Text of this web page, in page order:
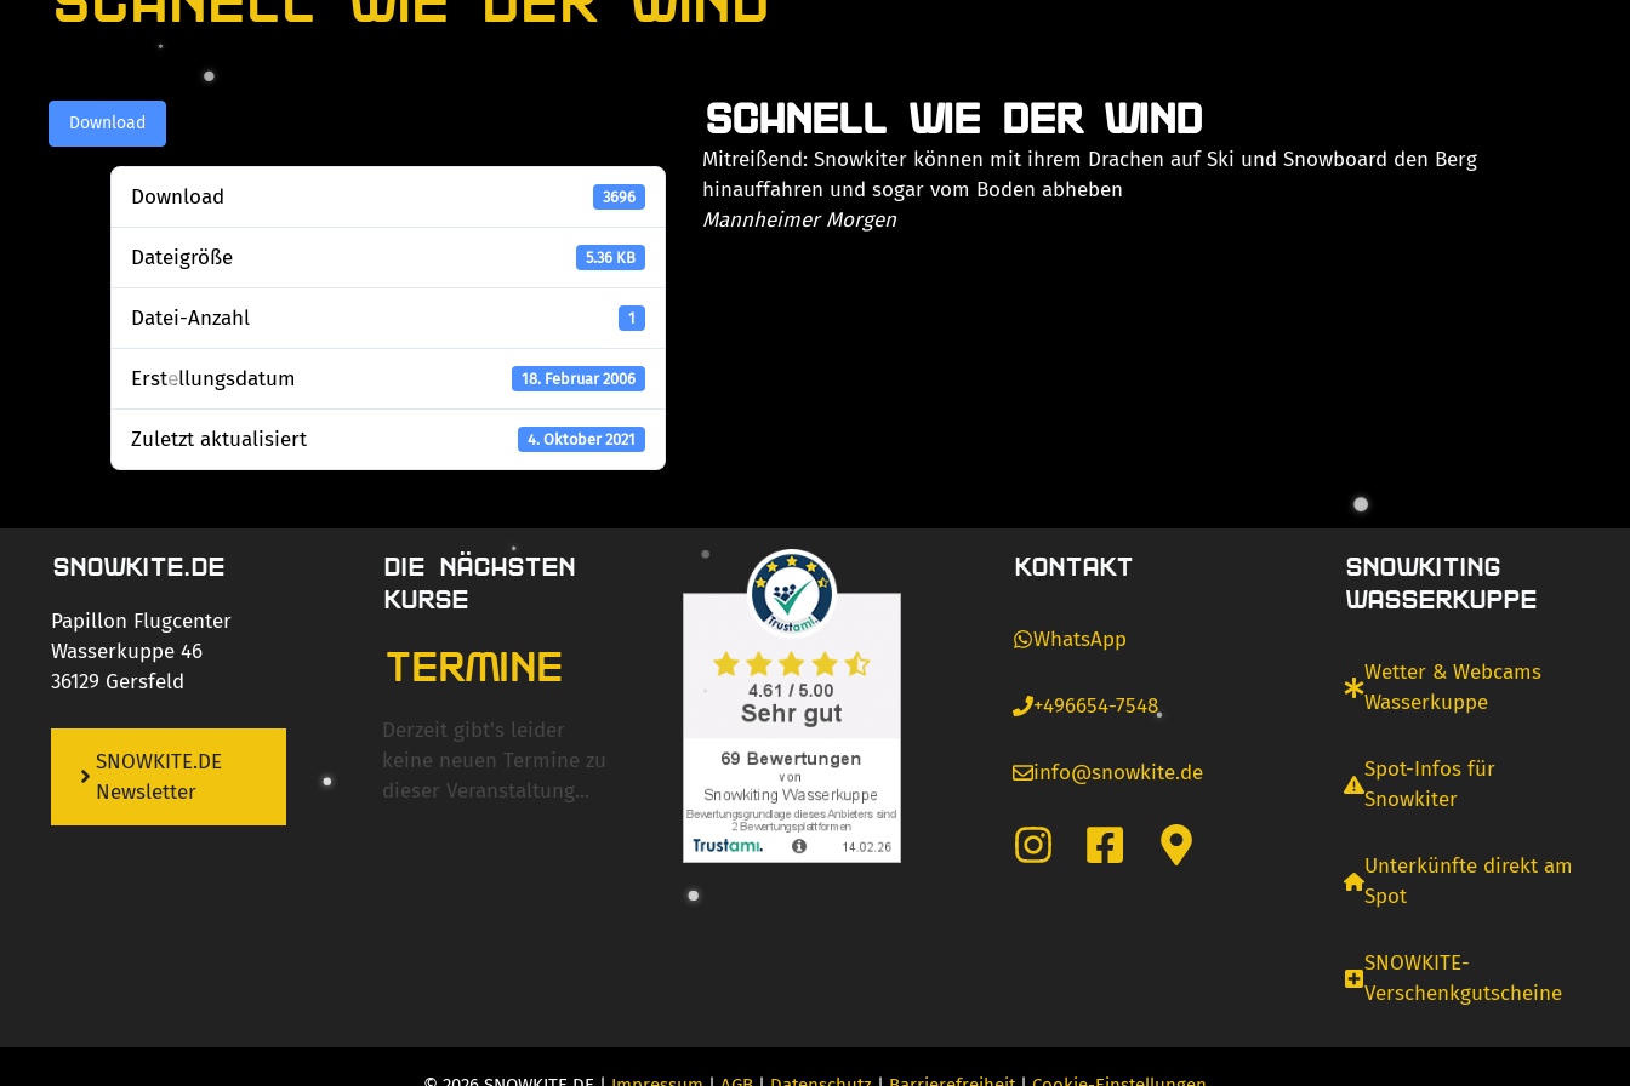
Download
Download 3696
Dateigröße 5.36 KB
Datei-Anzahl 1
Erstellungsdatum 18. Februar 2006
Zuletzt aktualisiert 4. Oktober 2021
SCHNELL WIE DER WIND
Mitreißend: Snowkiter können mit ihrem Drachen auf Ski und Snowboard den Berg
hinauffahren und sogar vom Boden abheben
Mannheimer Morgen
SNOWKITE.DE
Papillon Flugcenter
Wasserkuppe 46
36129 Gersfeld
SNOWKITE.DE
Newsletter
DIE NÄCHSTEN
KURSE
TERMINE
Derzeit gibt's leider
keine neuen Termine zu
dieser Veranstaltung...
KONTAKT
WhatsApp
+496654-7548
info@snowkite.de
SNOWKITING
WASSERKUPPE
Wetter & Webcams
Wasserkuppe
Spot-Infos für
Snowkiter
Unterkünfte direkt am
Spot
SNOWKITE-
Verschenkgutscheine